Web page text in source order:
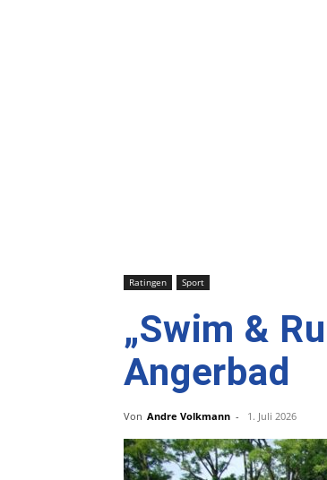
Ratingen Sport
„Swim &
Angerbad
Von Andre Volkmann - 1. Juli 2026